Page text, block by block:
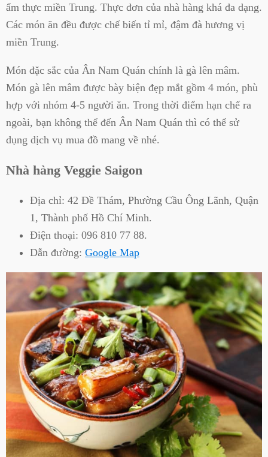
ẩm thực miền Trung. Thực đơn của nhà hàng khá đa dạng.
Các món ăn đều được chế biến tỉ mỉ, đậm đà hương vị
miền Trung.
Món đặc sắc của Ân Nam Quán chính là gà lên mâm.
Món gà lên mâm được bày biện đẹp mắt gồm 4 món, phù
hợp với nhóm 4-5 người ăn. Trong thời điểm hạn chế ra
ngoài, bạn không thể đến Ân Nam Quán thì có thể sử
dụng dịch vụ mua đồ mang về nhé.
Nhà hàng Veggie Saigon
Địa chỉ: 42 Đề Thám, Phường Cầu Ông Lãnh, Quận
1, Thành phố Hồ Chí Minh.
Điện thoại: 096 810 77 88.
Dẫn đường: Google Map